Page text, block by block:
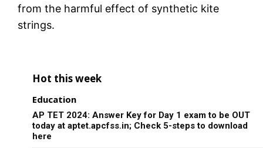
from the harmful effect of synthetic kite
strings.
Hot this week
Education
AP TET 2024: Answer Key for Day 1 exam to be OUT
today at aptet.apcfss.in; Check 5-steps to download
here